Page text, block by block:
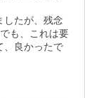
したが、残念
も、これは要
、良かったで